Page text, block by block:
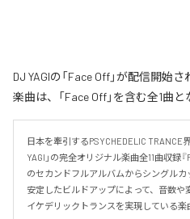
DJ YAGIの「Face Off」が配信開始
楽曲は、「Face Off」を含む全1曲と
日本を牽引するPSYCHEDELIC TRANCE
YAGI」の完全オリジナル楽曲全11曲収録『
のセカンドフルアルバムからシングル
安定したビルドアップによって、音数
イケデリックトランスを実現している楽